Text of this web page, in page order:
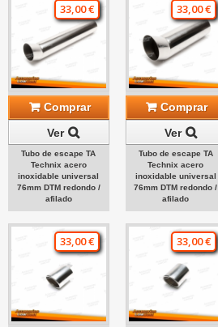
33,00 €
Comprar
Ver
Tubo de escape TA
Technix acero
inoxidable universal
76mm DTM redondo /
afilado
33,00 €
Comprar
Ver
Tubo de escape TA
Technix acero
inoxidable universal
76mm DTM redondo /
afilado
33,00 € 33,00 €